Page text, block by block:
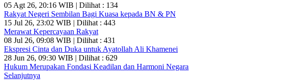
05 Agt 26, 20:16 WIB | Dilihat : 134
Rakyat Negeri Sembilan Bagi Kuasa kepada BN & PN
15 Jul 26, 23:02 WIB | Dilihat : 443
Merawat Kepercayaan Rakyat
08 Jul 26, 09:08 WIB | Dilihat : 431
Ekspresi Cinta dan Duka untuk Ayatollah Ali Khamenei
28 Jun 26, 09:30 WIB | Dilihat : 629
Hukum Merupakan Fondasi Keadilan dan Harmoni Negara
Selanjutnya